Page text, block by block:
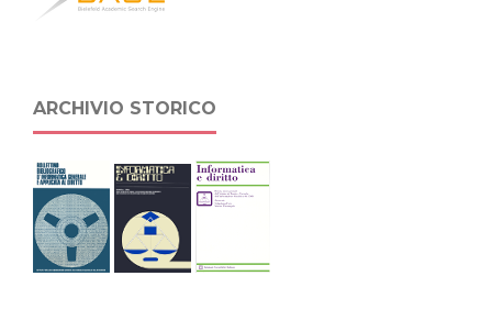
ARCHIVIO STORICO